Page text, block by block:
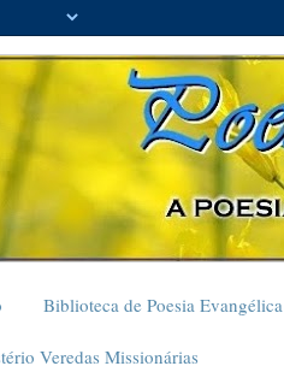
Biblioteca de Poesia Evangélica
Veredas Missionárias